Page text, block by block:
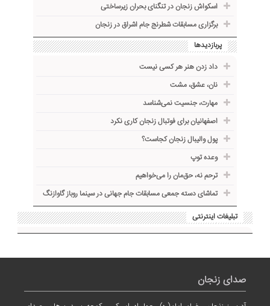
اسکواش زنجان در تنگنای بحران زیرساختی
برگزاری مسابقات شطرنج جام اشراق در زنجان
پربازدیدها
داد زدن هنر هر کسی نیست
نان، عشق، مشت
مهارت، جنسیت نمی‌شناسد
اصفهانیان برای فوتبال زنجان کاری نکرد
پول والیبال زنجان کجاست؟
وعده توپ
ترحم نه، حق‌مان را می‌خواهیم
تماشای دسته جمعی مسابقات جام جهانی در سینما روباز گاوازنگ
تبلیغات اینترنتی
صدای زنجان